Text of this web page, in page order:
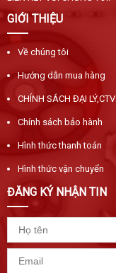
GIỚI THIỆU
Về chúng tôi
Hướng dẫn mua hàng
CHÍNH SÁCH ĐẠI LÝ,CTV
Chính sách bảo hành
Hình thức thanh toán
Hình thức vận chuyển
ĐĂNG KÝ NHẬN TIN